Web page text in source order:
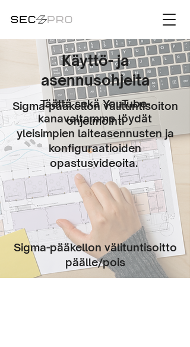
Käyttö- ja
asennusohjeita
Täältä sekä YouTube-
kanavaltamme löydät
yleisimpien laiteasennusten ja
konfiguraatioiden
opastusvideoita.
Sigma-pääkellonvälituntisoiton
ohjelmointi
Sigma-pääkellon välituntisoitto
päälle/pois